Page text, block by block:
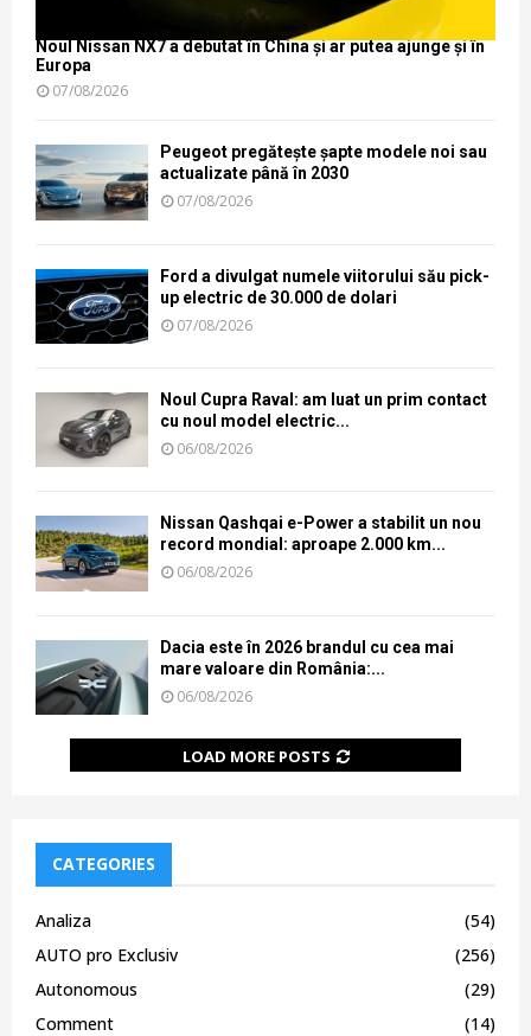
Noul Nissan NX7 a debutat în China și ar putea ajunge și în
Europa
07/08/2026
Peugeot pregătește șapte modele noi sau
actualizate până în 2030
07/08/2026
Ford a divulgat numele viitorului său pick-
up electric de 30.000 de dolari
07/08/2026
Noul Cupra Raval: am luat un prim contact
cu noul model electric...
06/08/2026
Nissan Qashqai e-Power a stabilit un nou
record mondial: aproape 2.000 km...
06/08/2026
Dacia este în 2026 brandul cu cea mai
mare valoare din România:...
06/08/2026
LOAD MORE POSTS
CATEGORIES
Analiza
(54)
AUTO pro Exclusiv
(256)
Autonomous
(29)
Comment
(14)